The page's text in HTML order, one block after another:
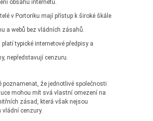
obsahu internetu.
v Portoriku mají přístup k široké škále
a webů bez vládních zásahů.
platí typické internetové předpisy a
nepředstavují cenzuru.
poznamenat, že jednotlivé společnosti
mohou mít svá vlastní omezení na
zásad, která však nejsou
vládní cenzury.